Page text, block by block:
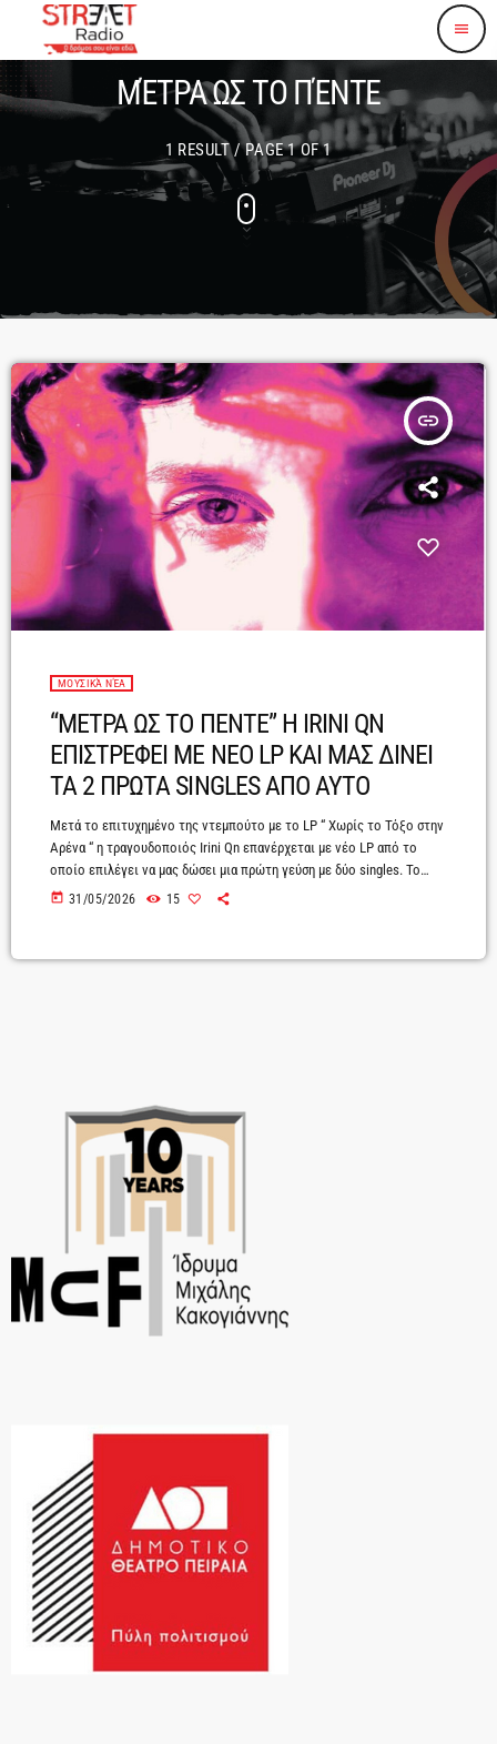
menu
ΜΈΤΡΑ ΩΣ ΤΟ ΠΈΝΤΕ
1 RESULT / PAGE 1 OF 1
insert_link
ΜΟΥΣΙΚΆ ΝΈΑ
“ΜΕΤΡΑ ΩΣ ΤΟ ΠΕΝΤΕ” H IRINI QN
ΕΠΙΣΤΡΕΦΕΙ ΜΕ ΝΕΟ LP ΚΑΙ ΜΑΣ ΔΙΝΕΙ
ΤΑ 2 ΠΡΩΤΑ SINGLES ΑΠΟ ΑΥΤΟ
Μετά το επιτυχημένο της ντεμπούτο με το LP “ Χωρίς το Τόξο στην
Αρένα “ η τραγουδοποιός Irini Qn επανέρχεται με νέο LP από το
οποίο επιλέγει να μας δώσει μια πρώτη γεύση με δύο singles. Το
“Μέτρα ως το Πέντε” είναι το δεύτερο τραγούδι του νέου της
κινείται πρωτίστως σε ηλεκτρονική […]
today 31/05/2026 15